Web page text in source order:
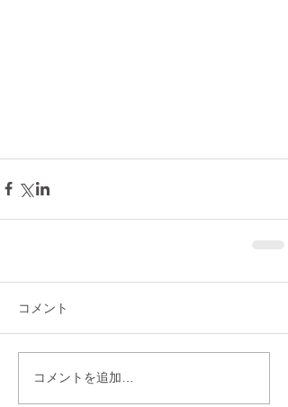
コメント
コメントを追加…